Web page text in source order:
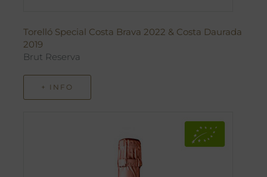
Torelló Special Costa Brava 2022 & Costa Daurada
2019
Brut Reserva
+ INFO